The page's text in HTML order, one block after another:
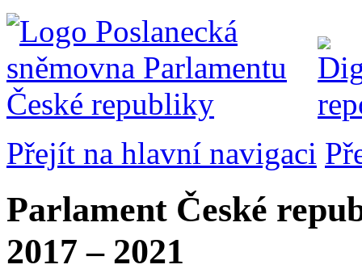
Přejít na hlavní navigaci
Parlament České
2017 – 2021